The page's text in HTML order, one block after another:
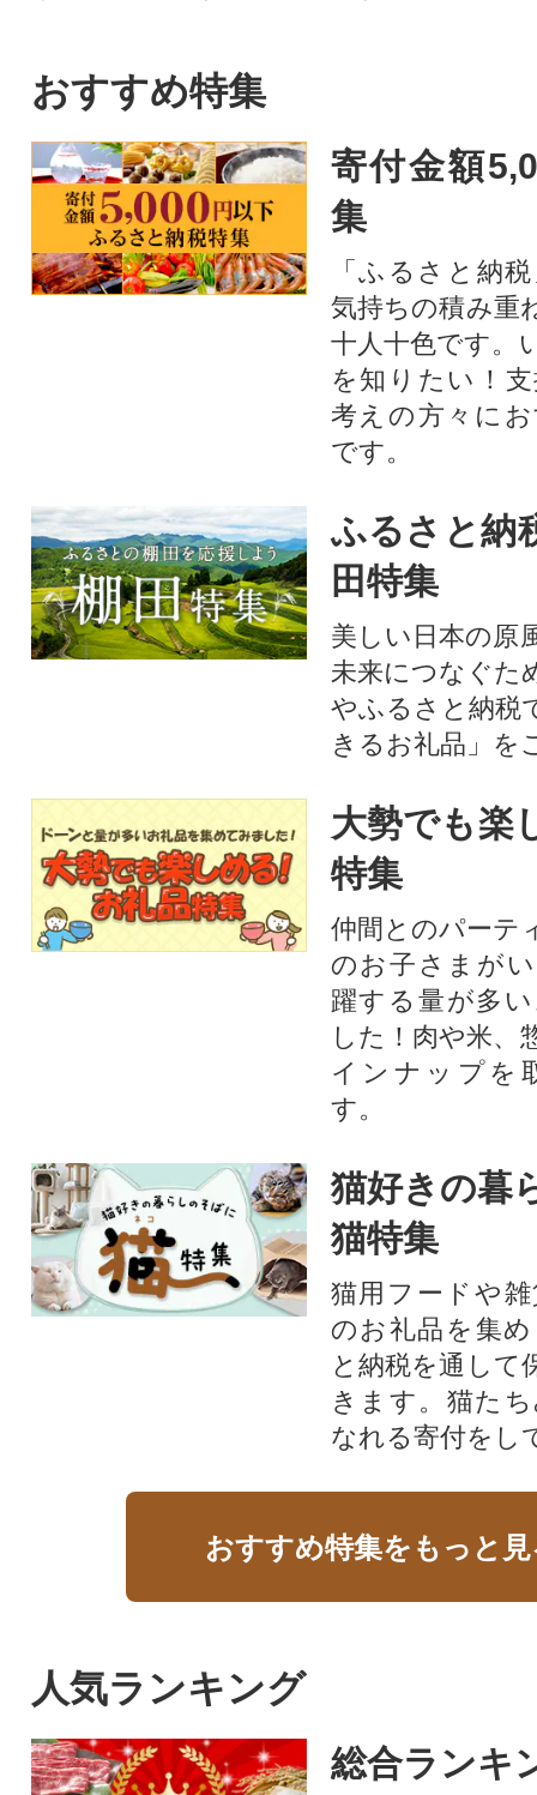
CP・EU HACCP認定を共に最
高レベルで取得し、安全で安
心な食材をお届けしていま
す。またサスティナブルシー
フードへの取り組みとしてMS
C CoC認証も取得しました。
おすすめ特集
寄付金額
集
「ふるさと納
気持ちの積み重
十人十色です。
を知りたい！
考えの方々に
です。
ふるさと納
田特集
美しい日本の原
未来につなぐた
やふるさと納税
きるお礼品」を
大勢でも楽
特集
仲間とのパーテ
のお子さまが
躍する量が多
した！肉や米、
インナップを
す。
猫好きの暮
猫特集
猫用フードや
のお礼品を集
と納税を通して
きます。猫た
なれる寄付をし
おすすめ特集をもっと
人気ランキング
総合ランキ